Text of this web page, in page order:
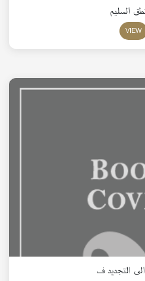
السليم
VIEW
التجديد ف